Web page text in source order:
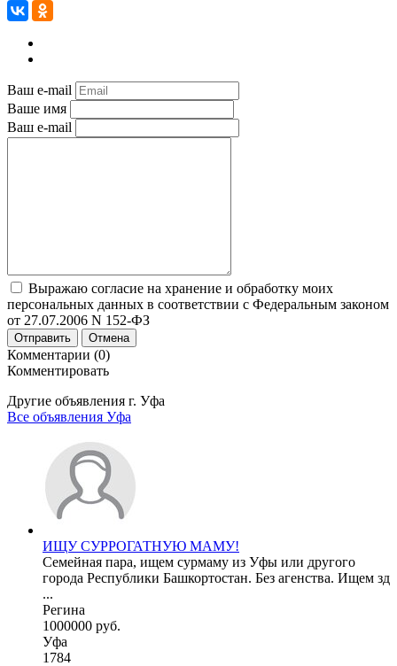
Ваш e-mail
Ваше имя
Ваш e-mail
Выражаю согласие на хранение и обработку моих
персональных данных в соответствии с Федеральным законом
от 27.07.2006 N 152-ФЗ
Отправить Отмена
Комментарии (0)
Комментировать
Другие объявления г. Уфа
Все объявления Уфа
ИЩУ СУРРОГАТНУЮ МАМУ!
Семейная пара, ищем сурмаму из Уфы или другого
города Республики Башкортостан. Без агенства. Ищем зд
...
Регина
1000000 руб.
Уфа
1784